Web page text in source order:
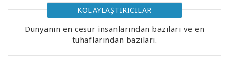
Açın
KOLAYLAŞTIRICILAR
Dünyanın en cesur insanlarından bazıları ve en
tuhaflarından bazıları.